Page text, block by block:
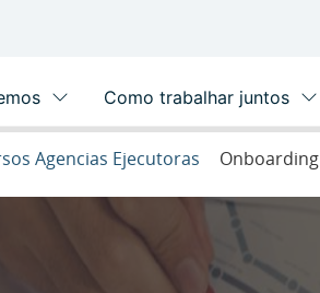
Agencias Ejecutoras Onboarding